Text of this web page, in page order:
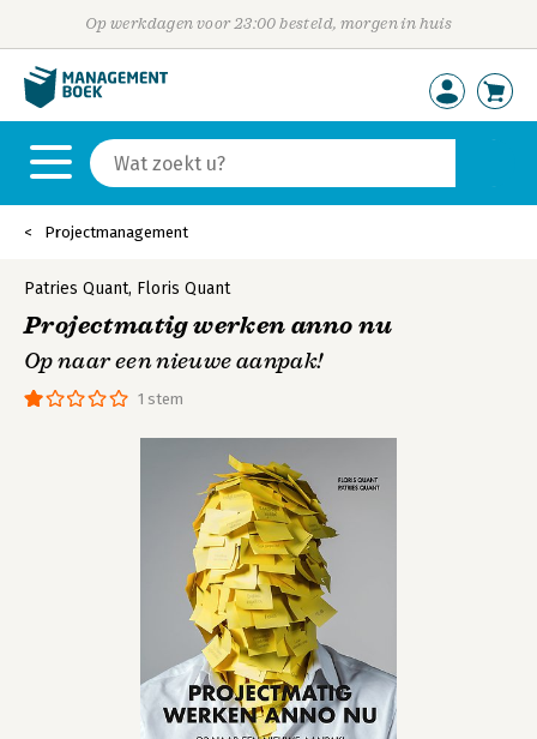
Op werkdagen voor 23:00 besteld, morgen in huis
Projectmanagement
1 stem
Patries Quant, Floris Quant
Projectmatig werken anno nu
Op naar een nieuwe aanpak!